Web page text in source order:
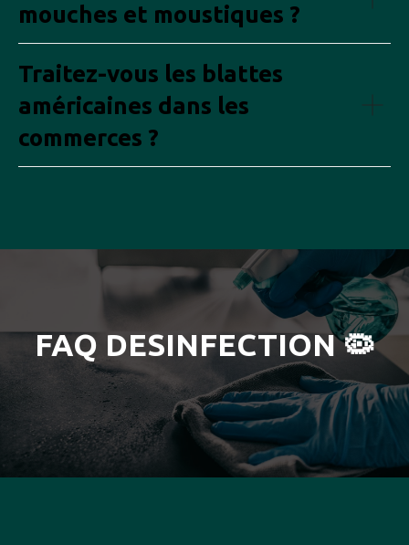
mouches et moustiques ?
Traitez-vous les blattes
américaines dans les
commerces ?
FAQ DESINFECTION 🦠